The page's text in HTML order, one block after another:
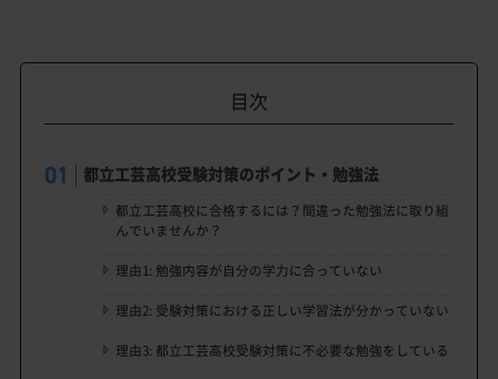
目次
都立工芸高校受験対策のポイント・勉強法
都立工芸高校に合格するには？間違った勉強法に取り組
んでいませんか？
理由1: 勉強内容が自分の学力に合っていない
理由2: 受験対策における正しい学習法が分かっていない
理由3: 都立工芸高校受験対策に不必要な勉強をしている